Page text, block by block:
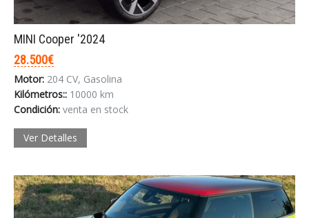
MINI Cooper '2024
28.500€
Motor: 204 CV, Gasolina
Kilómetros:: 10000 km
Condición: venta en stock
Ver Detalles